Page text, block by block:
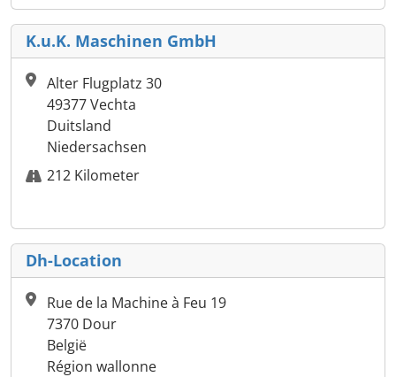
K.u.K. Maschinen GmbH
Alter Flugplatz 30
49377 Vechta
Duitsland
Niedersachsen
212 Kilometer
Dh-Location
Rue de la Machine à Feu 19
7370 Dour
België
Région wallonne